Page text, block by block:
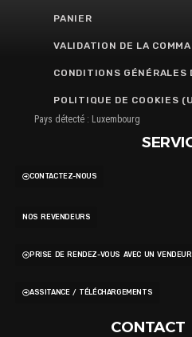
PANIER
VALIDATION DE LA
CONDITIONS GÉNÉRALES
POLITIQUE DE COOKIES
Pays détecté : Luxembourg
CONTACTEZ-NOUS
NOS REVENDEURS
PRISE DE RENDEZ-VOUS AVEC UN VENDEUR
ASSITANCE / TÉLÉCHARGEMENTS
CONTACT